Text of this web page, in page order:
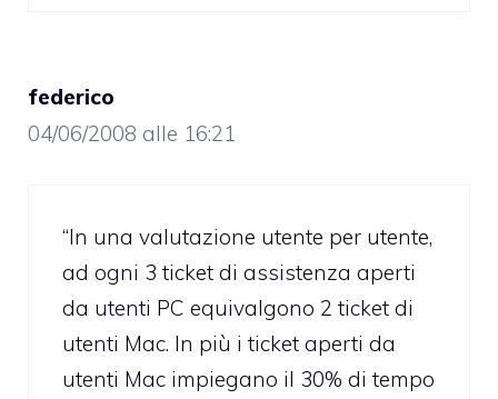
federico
04/06/2008 alle 16:21
“In una valutazione utente per utente,
ad ogni 3 ticket di assistenza aperti
da utenti PC equivalgono 2 ticket di
utenti Mac. In più i ticket aperti da
utenti Mac impiegano il 30% di tempo